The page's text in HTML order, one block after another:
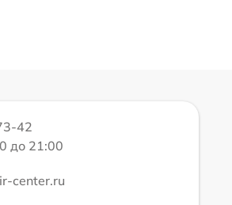
42
до 21:00
center.ru